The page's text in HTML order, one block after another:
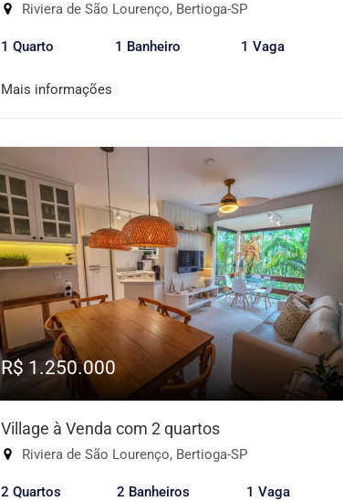
Riviera de São Lourenço, Bertioga-SP
1 Quarto 1 Banheiro 1 Vaga
Mais informações
R$ 1.250.000
Village à Venda com 2 quartos
Riviera de São Lourenço, Bertioga-SP
2 Quartos 2 Banheiros 1 Vaga